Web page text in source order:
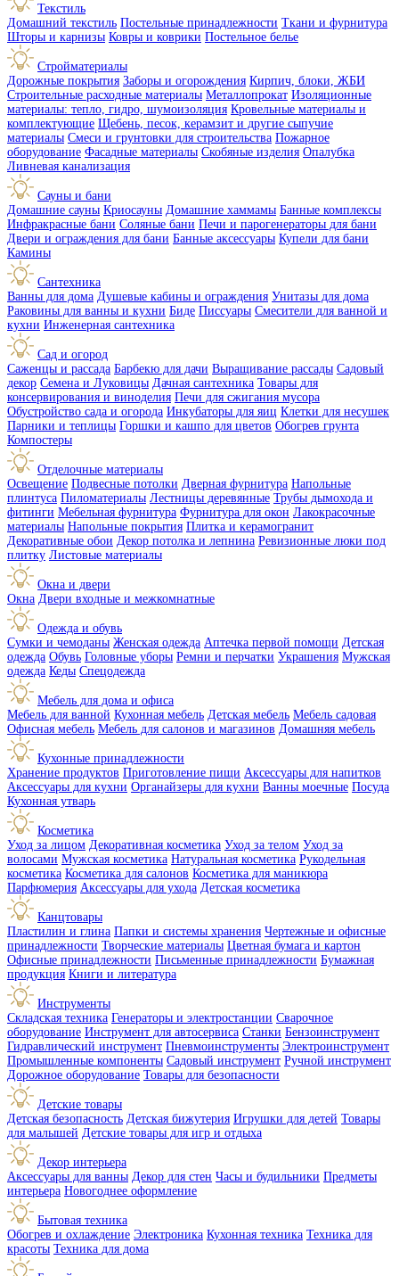
Текстиль
Домашний текстиль Постельные принадлежности Ткани и фурнитура
Шторы и карнизы Ковры и коврики Постельное белье
Стройматериалы
Дорожные покрытия Заборы и огорождения Кирпич, блоки, ЖБИ
Строительные расходные материалы Металлопрокат Изоляционные
материалы: тепло, гидро, шумоизоляция Кровельные материалы и
комплектующие Щебень, песок, керамзит и другие сыпучие
материалы Смеси и грунтовки для строительства Пожарное
оборудование Фасадные материалы Скобяные изделия Опалубка
Ливневая канализация
Сауны и бани
Домашние сауны Криосауны Домашние хаммамы Банные комплексы
Инфракрасные бани Соляные бани Печи и парогенераторы для бани
Двери и ограждения для бани Банные аксессуары Купели для бани
Камины
Сантехника
Ванны для дома Душевые кабины и ограждения Унитазы для дома
Раковины для ванны и кухни Биде Писсуары Смесители для ванной и
кухни Инженерная сантехника
Сад и огород
Саженцы и рассада Барбекю для дачи Выращивание рассады Садовый
декор Семена и Луковицы Дачная сантехника Товары для
консервирования и виноделия Печи для сжигания мусора
Обустройство сада и огорода Инкубаторы для яиц Клетки для несушек
Парники и теплицы Горшки и кашпо для цветов Обогрев грунта
Компостеры
Отделочные материалы
Освещение Подвесные потолки Дверная фурнитура Напольные
плинтуса Пиломатериалы Лестницы деревянные Трубы дымохода и
фитинги Мебельная фурнитура Фурнитура для окон Лакокрасочные
материалы Напольные покрытия Плитка и керамогранит
Декоративные обои Декор потолка и лепнина Ревизионные люки под
плитку Листовые материалы
Окна и двери
Окна Двери входные и межкомнатные
Одежда и обувь
Сумки и чемоданы Женская одежда Аптечка первой помощи Детская
одежда Обувь Головные уборы Ремни и перчатки Украшения Мужская
одежда Кеды Спецодежда
Мебель для дома и офиса
Мебель для ванной Кухонная мебель Детская мебель Мебель садовая
Офисная мебель Мебель для салонов и магазинов Домашняя мебель
Кухонные принадлежности
Хранение продуктов Приготовление пищи Аксессуары для напитков
Аксессуары для кухни Органайзеры для кухни Ванны моечные Посуда
Кухонная утварь
Косметика
Уход за лицом Декоративная косметика Уход за телом Уход за
волосами Мужская косметика Натуральная косметика Рукодельная
косметика Косметика для салонов Косметика для маникюра
Парфюмерия Аксессуары для ухода Детская косметика
Канцтовары
Пластилин и глина Папки и системы хранения Чертежные и офисные
принадлежности Творческие материалы Цветная бумага и картон
Офисные принадлежности Письменные принадлежности Бумажная
продукция Книги и литература
Инструменты
Складская техника Генераторы и электростанции Сварочное
оборудование Инструмент для автосервиса Станки Бензоинструмент
Гидравлический инструмент Пневмоинструменты Электроинструмент
Промышленные компоненты Садовый инструмент Ручной инструмент
Дорожное оборудование Товары для безопасности
Детские товары
Детская безопасность Детская бижутерия Игрушки для детей Товары
для малышей Детские товары для игр и отдыха
Декор интерьера
Аксессуары для ванны Декор для стен Часы и будильники Предметы
интерьера Новогоднее оформление
Бытовая техника
Обогрев и охлаждение Электроника Кухонная техника Техника для
красоты Техника для дома